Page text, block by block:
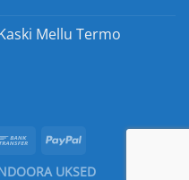
Mellu Termo
UKSED